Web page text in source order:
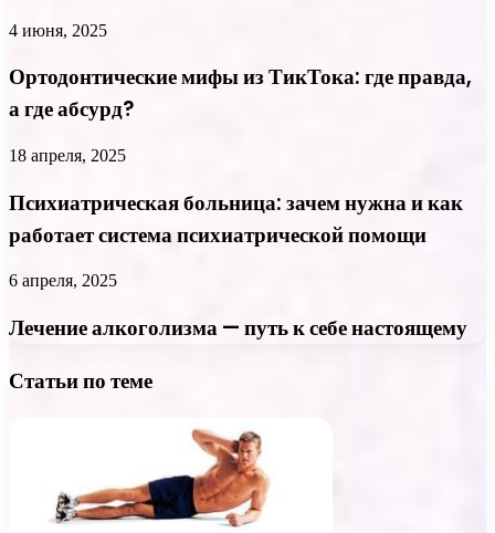
4 июня, 2025
Ортодонтические мифы из ТикТока: где правда,
а где абсурд?
18 апреля, 2025
Психиатрическая больница: зачем нужна и как
работает система психиатрической помощи
6 апреля, 2025
Лечение алкоголизма — путь к себе настоящему
Статьи по теме